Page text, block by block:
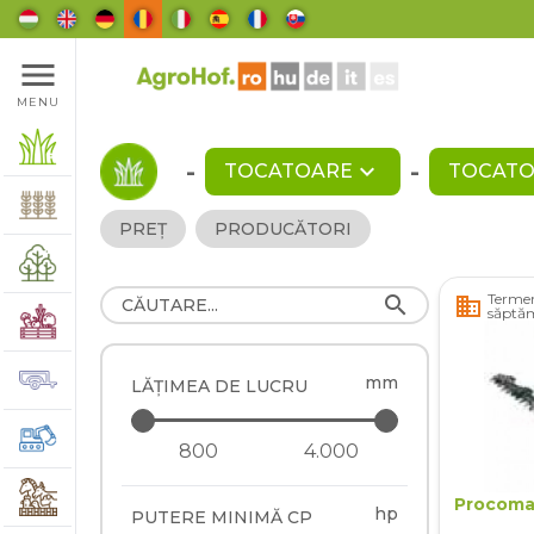
menu
MENU
- TOCATOARE expand_more -
PREȚ PRODUCĂTORI
search
LĂȚIMEA DE LUCRU mm
PUTERE MINIMĂ CP hp
business